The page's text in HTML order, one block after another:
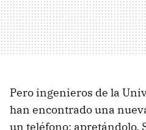
Pero ingenieros de la
han encontrado una
un teléfono: apretándolo.